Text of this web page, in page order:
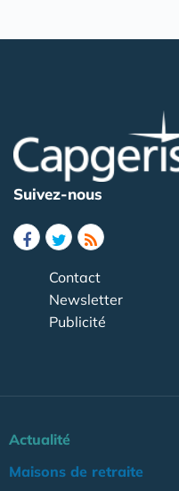
Suivez-nous
Contact
Newsletter
Publicité
Actualité
Maisons de retraite